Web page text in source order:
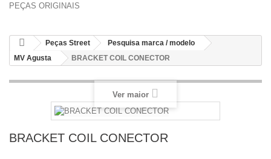
PEÇAS ORIGINAIS
Peças Street
Pesquisa marca / modelo
MV Agusta
BRACKET COIL CONECTOR
Ver maior
BRACKET COIL CONECTOR